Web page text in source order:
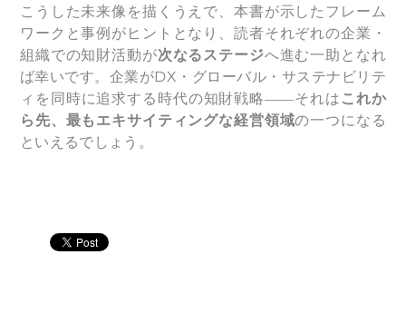
こうした未来像を描くうえで、本書が示したフレーム
ワークと事例がヒントとなり、読者それぞれの企業・
組織での知財活動が次なるステージへ進む一助となれ
ば幸いです。企業がDX・グローバル・サステナビリテ
ィを同時に追求する時代の知財戦略――それは これか
ら先、最もエキサイティングな経営領域の一つになる
といえるでしょう。